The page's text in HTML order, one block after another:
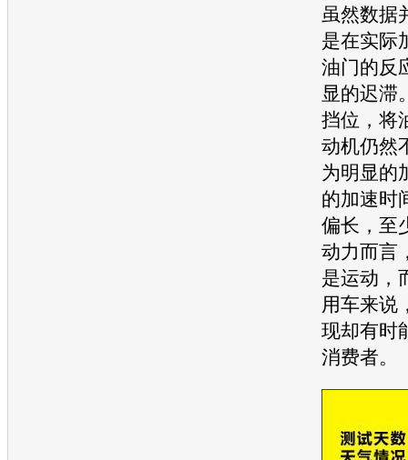
虽然数据
是在实际
油门的反
显的迟滞
挡位，将
动机仍然
为明显的
的加速时
偏长，至
动力而言
是运动，
用车来说
现却有时
消费者。